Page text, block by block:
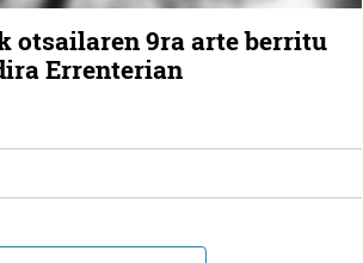
otsailaren 9ra arte berritu
Errenterian